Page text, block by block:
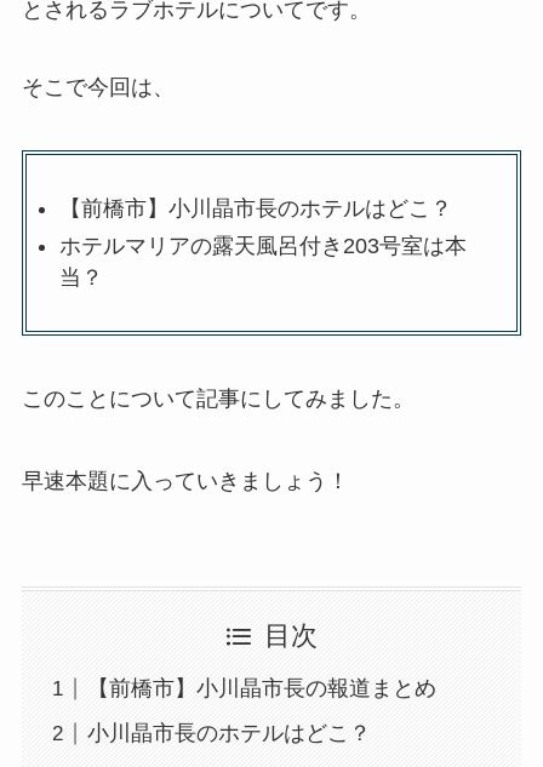
とされるラブホテルについてです。
そこで今回は、
【前橋市】小川晶市長のホテルはどこ？
ホテルマリアの露天風呂付き203号室は本
当？
このことについて記事にしてみました。
早速本題に入っていきましょう！
目次
【前橋市】小川晶市長の報道まとめ
小川晶市長のホテルはどこ？